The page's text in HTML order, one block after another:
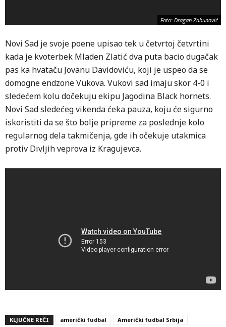
Foto: Dragan Zabunović
Novi Sad je svoje poene upisao tek u četvrtoj četvrtini
kada je kvoterbek Mladen Zlatić dva puta bacio dugačak
pas ka hvataču Jovanu Davidoviću, koji je uspeo da se
domogne endzone Vukova. Vukovi sad imaju skor 4-0 i
sledećem kolu dočekuju ekipu Jagodina Black hornets.
Novi Sad sledećeg vikenda ćeka pauza, koju će sigurno
iskoristiti da se što bolje pripreme za poslednje kolo
regularnog dela takmičenja, gde ih očekuje utakmica
protiv Divljih veprova iz Kragujevca.
KLJUČNE REČI američki fudbal
Američki fudbal Srbija